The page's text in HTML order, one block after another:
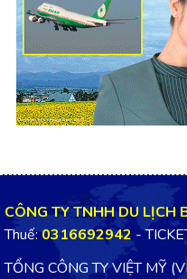
CÔNG TY TNHH DU LỊCH
Thuế:0316692942 -
TỔNG CÔNG TY VIỆT MỸ